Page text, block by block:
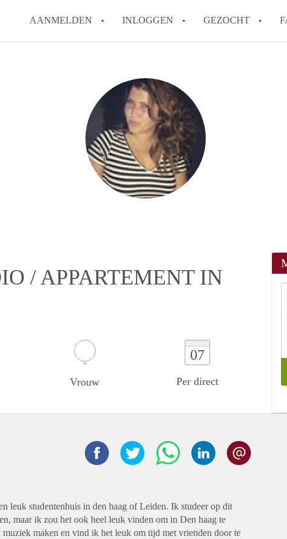
AANMELDEN INLOGGEN GEZOCHT
Hoeveel kost het om te reageren
Wat is de privacyverklaring van
Berekent KamerDenHaag
Alle veelgestelde vragen
/ APPARTEMENT IN
Vrouw
07
Per direct
leuk studentenhuis in den haag of Leiden. Ik studeer op dit
maar ik zou het ook heel leuk vinden om in Den haag te
maken en vind ik het leuk om tijd met vrienden door te